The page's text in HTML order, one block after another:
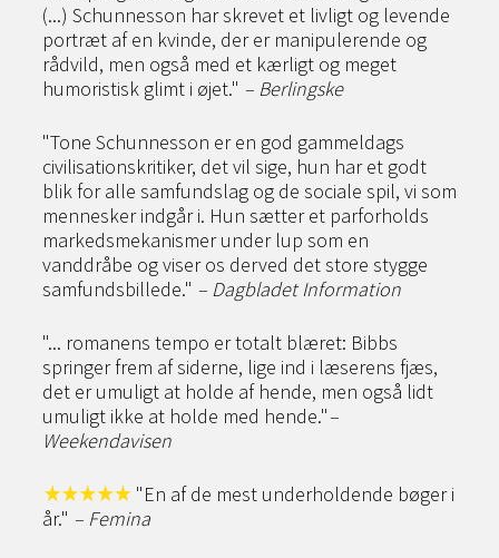
(...) Schunnesson har skrevet et livligt og levende
portræt af en kvinde, der er manipulerende og
rådvild, men også med et kærligt og meget
humoristisk glimt i øjet." – Berlingske
"Tone Schunnesson er en god gammeldags
civilisationskritiker, det vil sige, hun har et godt
blik for alle samfundslag og de sociale spil, vi som
mennesker indgår i. Hun sætter et parforholds
markedsmekanismer under lup som en
vanddråbe og viser os derved det store stygge
samfundsbillede." – Dagbladet Information
"... romanens tempo er totalt blæret: Bibbs
springer frem af siderne, lige ind i læserens fjæs,
det er umuligt at holde af hende, men også lidt
umuligt ikke at holde med hende."–
Weekendavisen
"En af de mest underholdende bøger i
år." – Femina